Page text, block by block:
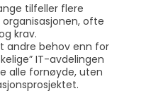
tilfeller flere
ofte
krav.
andre behov enn for
IT-avdelingen
alle fornøyde, uten